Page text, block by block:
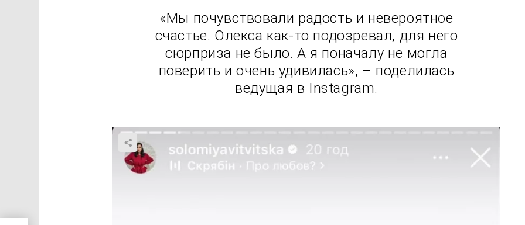
«Мы почувствовали радость и невероятное
счастье. Олекса как-то подозревал, для него
сюрприза не было. А я поначалу не могла
поверить и очень удивилась», – поделилась
ведущая в Instagram.